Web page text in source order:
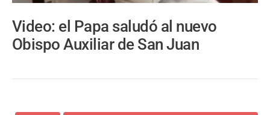
Video: el Papa saludó al nuevo
Obispo Auxiliar de San Juan